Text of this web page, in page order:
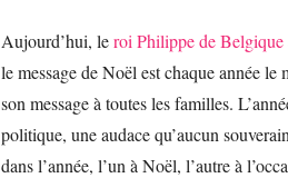
Aujourd’hui, leroi Philippe de Belgique
le message de Noël est chaque année
son message à toutes les familles.
politique, une audace qu’aucun
dans l’année, l’un à Noël, l’autre à